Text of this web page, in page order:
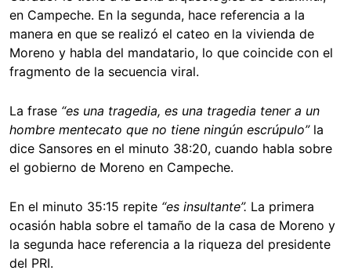
en Campeche. En la segunda, hace referencia a la
manera en que se realizó el cateo en la vivienda de
Moreno y habla del mandatario, lo que coincide con el
fragmento de la secuencia viral.
La frase “es una tragedia, es una tragedia tener a un
hombre mentecato que no tiene ningún escrúpulo”la
dice Sansores en el minuto 38:20, cuando habla sobre
el gobierno de Moreno en Campeche.
En el minuto 35:15 repite “es insultante”. La primera
ocasión habla sobre el tamaño de la casa de Moreno y
la segunda hace referencia a la riqueza del presidente
del PRI.